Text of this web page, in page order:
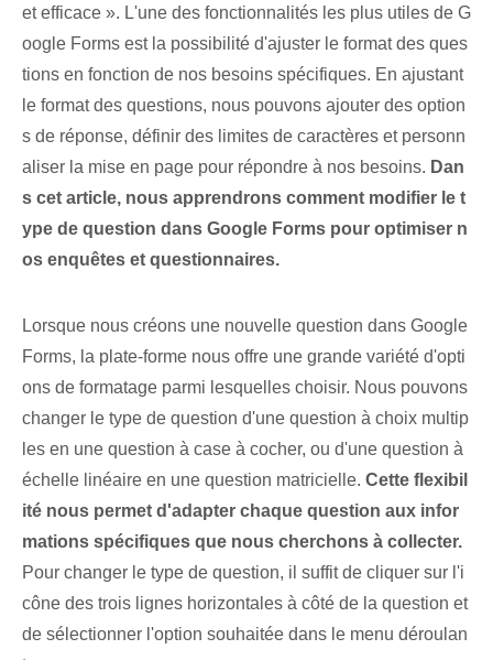
et efficace ». L'une des fonctionnalités les plus utiles de G
oogle Forms est la possibilité d'ajuster le format des ques
tions en fonction de nos besoins spécifiques. ‌En ajustant
le format des questions, nous pouvons ajouter des option
s de réponse, définir des limites de caractères et personn
aliser la mise en page⁢ pour répondre à nos besoins. Dan
s cet article, nous apprendrons comment modifier le t
ype de question dans Google Forms pour optimiser n
os enquêtes et questionnaires.
Lorsque nous créons une nouvelle question dans Google
Forms, la plate-forme nous offre une grande variété d'opti
ons de formatage parmi lesquelles choisir. Nous pouvons
changer le type de question d'une question à choix multip
les en une question à case à cocher, ou d'une question à
échelle linéaire en une question matricielle. Cette flexibil
ité nous permet d'adapter chaque question aux infor
mations spécifiques que nous cherchons à collecter.
Pour changer le type de question, il suffit de cliquer sur l'i
cône des trois lignes horizontales à côté de la question et
de sélectionner l'option souhaitée dans le menu déroulan